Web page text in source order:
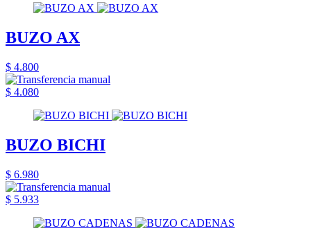
BUZO AX
$ 4.800
$ 4.080
BUZO BICHI
$ 6.980
$ 5.933